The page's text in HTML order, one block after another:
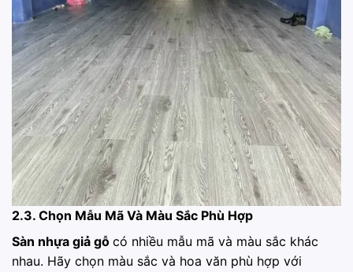
2.3. Chọn Mẫu Mã Và Màu Sắc Phù Hợp
Sàn nhựa giả gỗ có nhiều mẫu mã và màu sắc khác
nhau. Hãy chọn màu sắc và hoa văn phù hợp với